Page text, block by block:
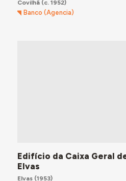
Covilhã(c. 1952)
Banco (Agencia)
Edifício da Caixa Geral
Elvas
Elvas(1953)